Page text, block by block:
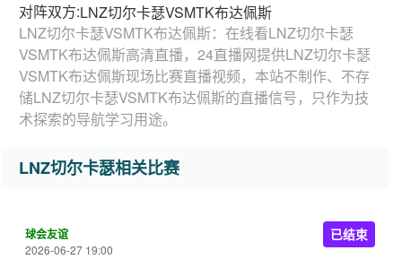
对阵双方:LNZ切尔卡瑟VSMTK布达佩斯
LNZ切尔卡瑟VSMTK布达佩斯：在线看LNZ切尔卡瑟
VSMTK布达佩斯高清直播，24直播网提供LNZ切尔卡瑟
VSMTK布达佩斯现场比赛直播视频，本站不制作、不存
储LNZ切尔卡瑟VSMTK布达佩斯的直播信号，只作为技
术探索的导航学习用途。
LNZ切尔卡瑟相关比赛
球会友谊
2026-06-27 19:00
已结束